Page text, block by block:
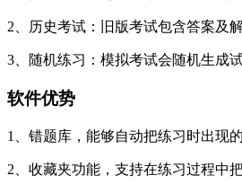
2、历史考试：旧版考试包含答案及
3、随机练习：模拟考试会随机生成
软件优势
1、错题库，能够自动把练习时出现
2、收藏夹功能，支持在练习过程中